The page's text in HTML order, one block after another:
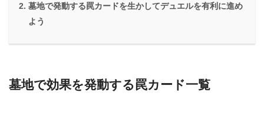
墓地で発動する罠カードを生かしてデュエルを有利に進め
よう
墓地で効果を発動する罠カード一覧